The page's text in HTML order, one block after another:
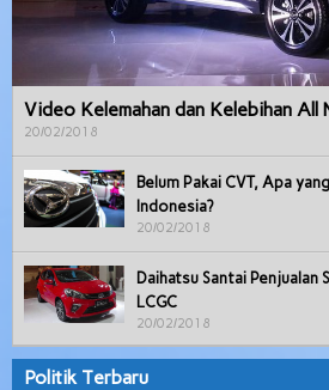
Video Kelemahan dan Kelebihan All
20/02/2018
Belum Pakai CVT, Apa
Indonesia?
20/02/2018
Daihatsu Santai Penjualan
LCGC
20/02/2018
Politik Terbaru